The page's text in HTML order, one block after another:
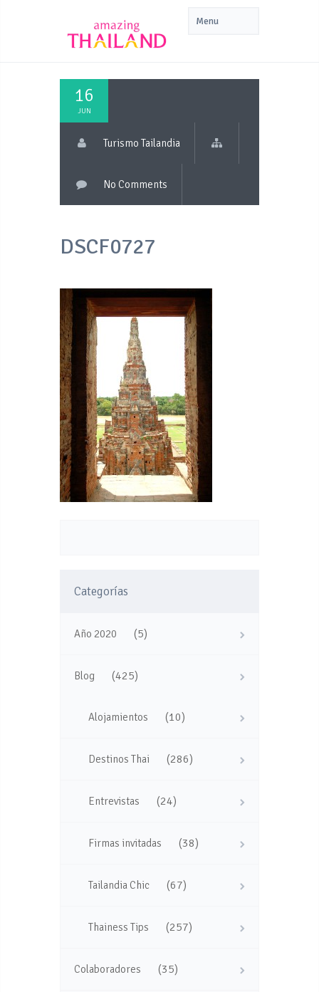
16
JUN
Turismo Tailandia
No Comments
DSCF0727
Categorías
Año 2020 (5)
Blog (425)
Alojamientos (10)
Destinos Thai (286)
Entrevistas (24)
Firmas invitadas (38)
Tailandia Chic (67)
Thainess Tips (257)
Colaboradores (35)